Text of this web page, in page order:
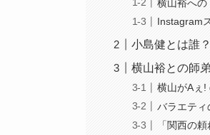
横山裕へ
Instagram
小島健とは誰
横山裕との師
横山がAぇ!
バラエテ
「関西の